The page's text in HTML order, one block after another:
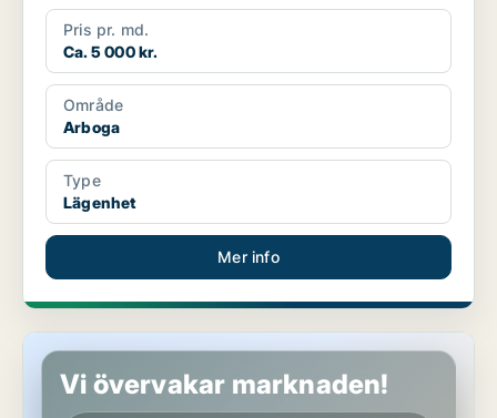
Pris pr. md.
Ca. 5 000 kr.
Område
Arboga
Type
Lägenhet
Mer info
Lägenhet i Arboga
Vi övervakar marknaden!